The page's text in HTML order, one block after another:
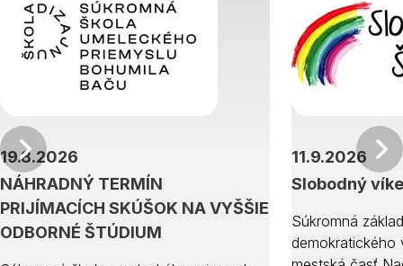
NÁHRADNÝ TERMÍN
PRIJÍMACÍCH SKÚŠOK NA VYŠŠIE
ODBORNÉ ŠTÚDIUM
19.8.2026
Slobodný
11.9.2026
Súkromná
demokratického
Predchádzajúci